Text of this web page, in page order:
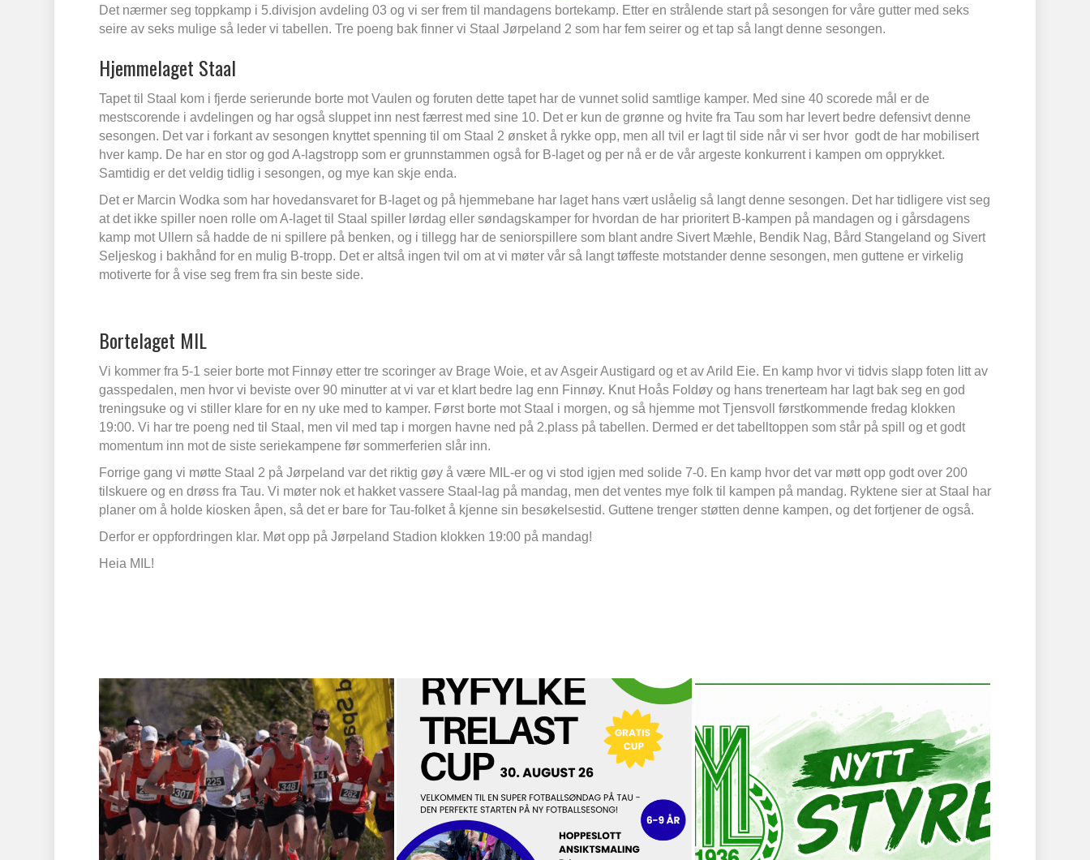
Det nærmer seg toppkamp i 5.divisjon avdeling 03 og vi ser frem til mandagens bortekamp. Etter en strålende start på sesongen for våre gutter med seks
seire av seks mulige så leder vi tabellen. Tre poeng bak finner vi Staal Jørpeland 2 som har fem seirer og et tap så langt denne sesongen.
Hjemmelaget Staal
Tapet til Staal kom i fjerde serierunde borte mot Vaulen og foruten dette tapet har de vunnet solid samtlige kamper. Med sine 40 scorede mål er de
mestscorende i avdelingen og har også sluppet inn nest færrest med sine 10. Det er kun de grønne og hvite fra Tau som har levert bedre defensivt denne
sesongen. Det var i forkant av sesongen knyttet spenning til om Staal 2 ønsket å rykke opp, men all tvil er lagt til side når vi ser hvor godt de har mobilisert
hver kamp. De har en stor og god A-lagstropp som er grunnstammen også for B-laget og per nå er de vår argeste konkurrent i kampen om opprykket.
Samtidig er det veldig tidlig i sesongen, og mye kan skje enda.
Det er Marcin Wodka som har hovedansvaret for B-laget og på hjemmebane har laget hans vært uslåelig så langt denne sesongen. Det har tidligere vist seg
at det ikke spiller noen rolle om A-laget til Staal spiller lørdag eller søndagskamper for hvordan de har prioritert B-kampen på mandagen og i gårsdagens
kamp mot Ullern så hadde de ni spillere på benken, og i tillegg har de seniorspillere som blant andre Sivert Mæhle, Bendik Nag, Bård Stangeland og Sivert
Seljeskog i bakhånd for en mulig B-tropp. Det er altså ingen tvil om at vi møter vår så langt tøffeste motstander denne sesongen, men guttene er virkelig
motiverte for å vise seg frem fra sin beste side.
Bortelaget MIL
Vi kommer fra 5-1 seier borte mot Finnøy etter tre scoringer av Brage Woie, et av Asgeir Austigard og et av Arild Eie. En kamp hvor vi tidvis slapp foten litt av
gasspedalen, men hvor vi beviste over 90 minutter at vi var et klart bedre lag enn Finnøy. Knut Hoås Foldøy og hans trenerteam har lagt bak seg en god
treningsuke og vi stiller klare for en ny uke med to kamper. Først borte mot Staal i morgen, og så hjemme mot Tjensvoll førstkommende fredag klokken
19:00. Vi har tre poeng ned til Staal, men vil med tap i morgen havne ned på 2.plass på tabellen. Dermed er det tabelltoppen som står på spill og et godt
momentum inn mot de siste seriekampene før sommerferien slår inn.
Forrige gang vi møtte Staal 2 på Jørpeland var det riktig gøy å være MIL-er og vi stod igjen med solide 7-0. En kamp hvor det var møtt opp godt over 200
tilskuere og en drøss fra Tau. Vi møter nok et hakket vassere Staal-lag på mandag, men det ventes mye folk til kampen på mandag. Ryktene sier at Staal har
planer om å holde kiosken åpen, så det er bare for Tau-folket å kjenne sin besøkelsestid. Guttene trenger støtten denne kampen, og det fortjener de også.
Derfor er oppfordringen klar. Møt opp på Jørpeland Stadion klokken 19:00 på mandag!
Heia MIL!